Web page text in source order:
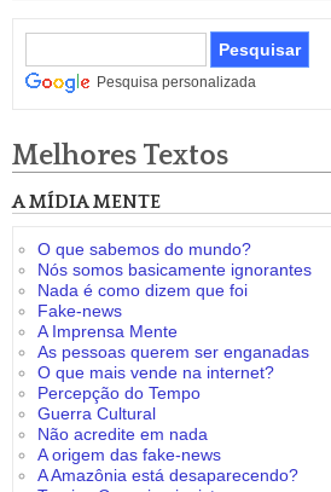
Pesquisa personalizada
Melhores Textos
A MÍDIA MENTE
O que sabemos do mundo?
Nós somos basicamente ignorantes
Nada é como dizem que foi
Fake-news
A Imprensa Mente
As pessoas querem ser enganadas
O que mais vende na internet?
Percepção do Tempo
Guerra Cultural
Não acredite em nada
A origem das fake-news
A Amazônia está desaparecendo?